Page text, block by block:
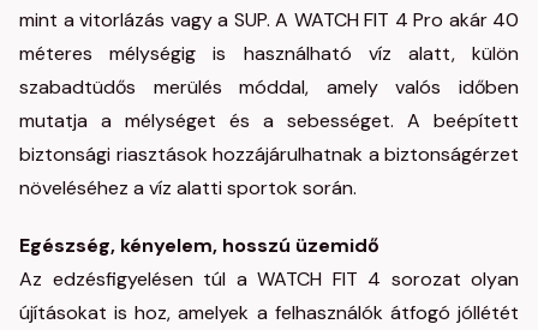
mint a vitorlázás vagy a SUP. A WATCH FIT 4 Pro akár 40
méteres mélységig is használható víz alatt, külön
szabadtüdős merülés móddal, amely valós időben
mutatja a mélységet és a sebességet. A beépített
biztonsági riasztások hozzájárulhatnak a biztonságérzet
növeléséhez a víz alatti sportok során.
Egészség, kényelem, hosszú üzemidő
Az edzésfigyelésen túl a WATCH FIT 4 sorozat olyan
újításokat is hoz, amelyek a felhasználók átfogó jóllétét